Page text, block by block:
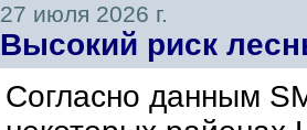
27 июля 2026 г.
Высокий риск
Согласно данным